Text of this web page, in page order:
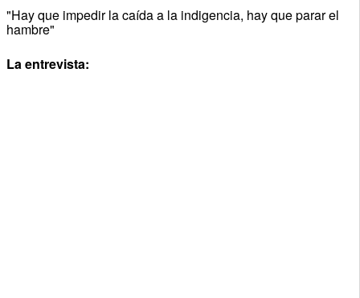
"Hay que impedir la caída a la indigencia, hay que parar el
hambre"
La entrevista: